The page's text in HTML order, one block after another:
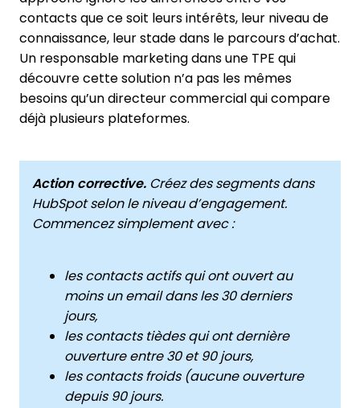
contacts que ce soit leurs intérêts, leur niveau de
connaissance, leur stade dans le parcours d’achat.
Un responsable marketing dans une TPE qui
découvre cette solution n’a pas les mêmes
besoins qu’un directeur commercial qui compare
déjà plusieurs plateformes.
Action corrective. Créez des segments dans
HubSpot selon le niveau d’engagement.
Commencez simplement avec :
les contacts actifs qui ont ouvert au
moins un email dans les 30 derniers
jours,
les contacts tièdes qui ont dernière
ouverture entre 30 et 90 jours,
les contacts froids (aucune ouverture
depuis 90 jours.